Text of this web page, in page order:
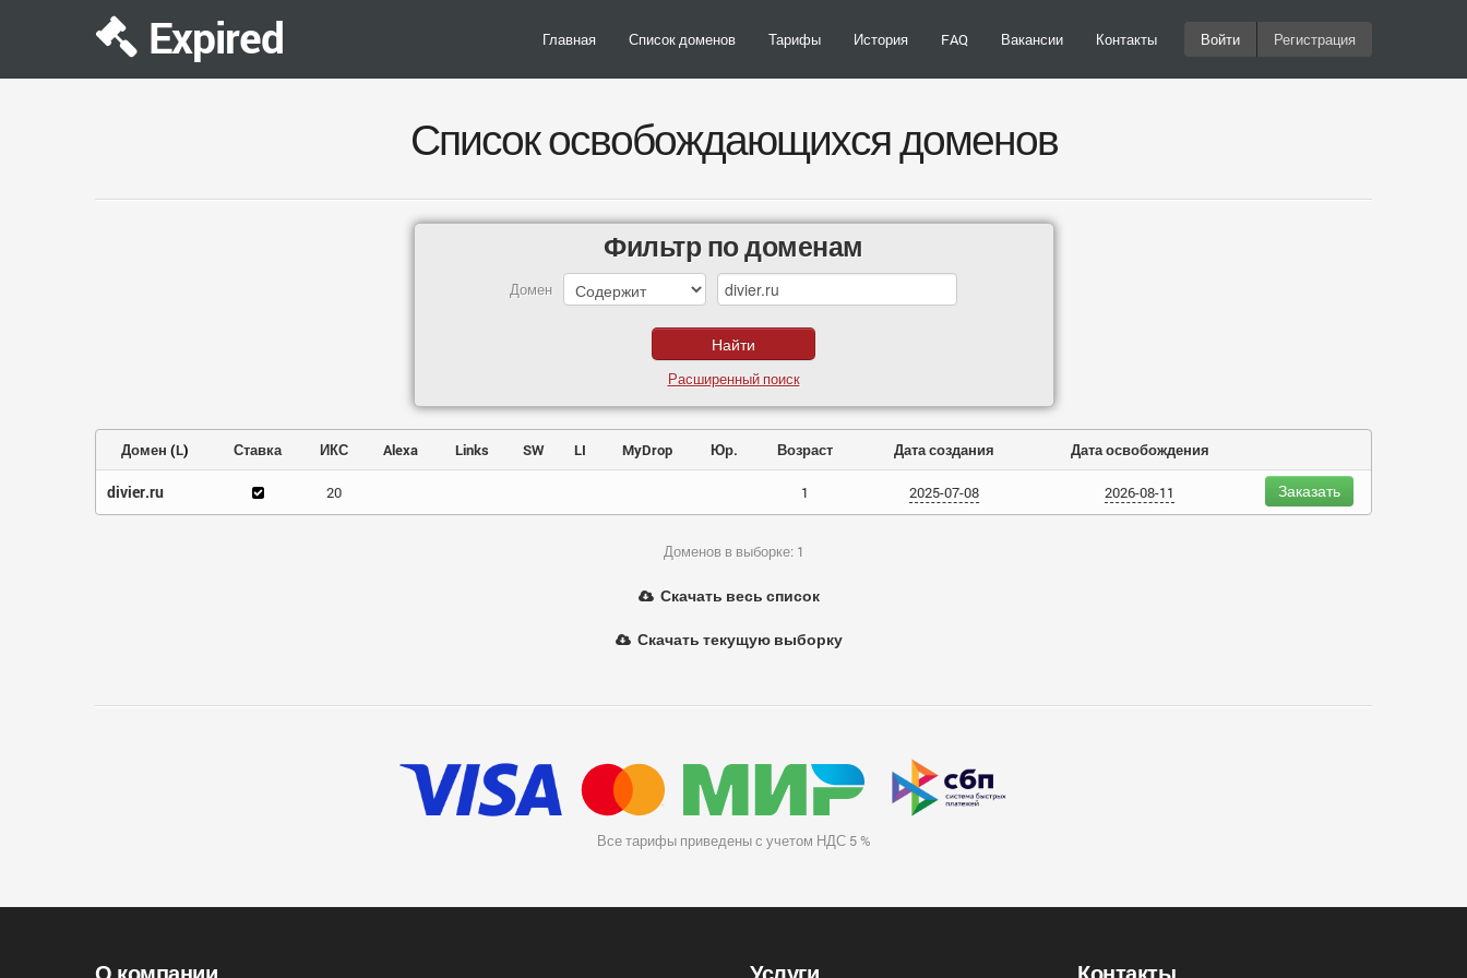
Expired Главная Список доменов Тарифы История FAQ Вакансии Контакты Войти Регистрация
Список освобождающихся доменов
Фильтр по доменам
Домен
Расширенный поиск
Домен (L) Ставка ИКС Alexa Links SW LI MyDrop Юр. Возраст Дата создания Дата освобождения
divier.ru 20 1 2025-07-08 2026-08-11 Заказать
Доменов в выборке: 1
Скачать весь список
Скачать текущую выборку
Все тарифы приведены с учетом НДС 5 %
О компании Услуги Контакты